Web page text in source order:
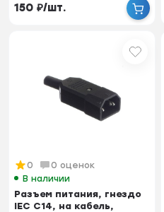
150 ₽/шт.
0
0 оценок
В наличии
Разъем питания, гнездо
IEC С14, на кабель,